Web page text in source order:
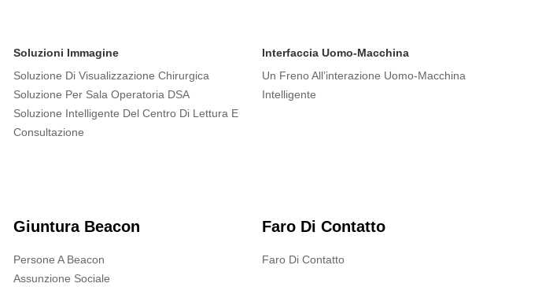
Soluzioni Immagine
Soluzione Di Visualizzazione Chirurgica
Soluzione Per Sala Operatoria DSA
Soluzione Intelligente Del Centro Di Lettura E
Consultazione
Interfaccia Uomo-Macchina
Un Freno All’interazione Uomo-Macchina
Intelligente
Giuntura Beacon
Persone A Beacon
Assunzione Sociale
Faro Di Contatto
Faro Di Contatto